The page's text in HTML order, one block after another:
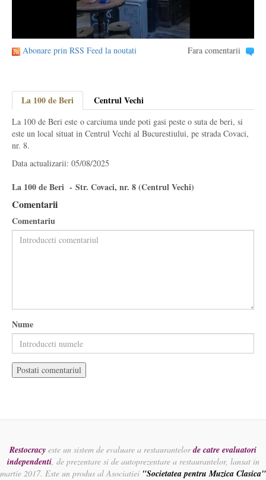
Abonare prin RSS Feed la noutati Fara comentarii
La 100 de Beri Centrul Vechi
La 100 de Beri este o carciuma unde poti gasi peste o suta de beri, si
este un local situat in Centrul Vechi al Bucurestiului, pe strada Covaci,
nr. 8.
Data actualizarii: 05/08/2025
La 100 de Beri - Str. Covaci, nr. 8 (Centrul Vechi)
Comentarii
Comentariu
Nume
Restocracy este un sistem de evaluare a restaurantelorde catre evaluatori
independenti, de prezentare si de autoprezentare a restaurantelor, lansat in
martie 2017. Este un produs al Asociatiei "Societatea pentru Muzica Clasica"